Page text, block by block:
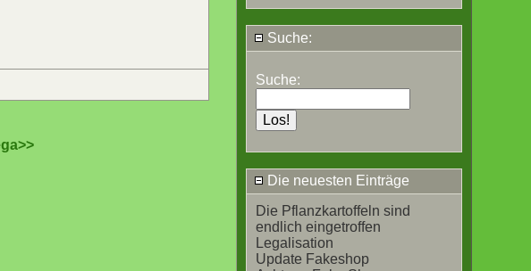
Suche:
Suche:
Die neuesten Einträge
Die Pflanzkartoffeln sind
endlich eingetroffen
Legalisation
Update Fakeshop